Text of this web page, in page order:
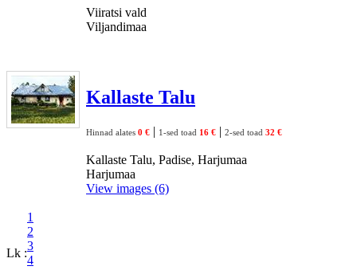
Viiratsi vald
Viljandimaa
Kallaste Talu
Hinnad alates 0 € | 1-sed toad 16 € | 2-sed toad 32 €
Kallaste Talu, Padise, Harjumaa
Harjumaa
View images (6)
Lk :
1
2
3
4